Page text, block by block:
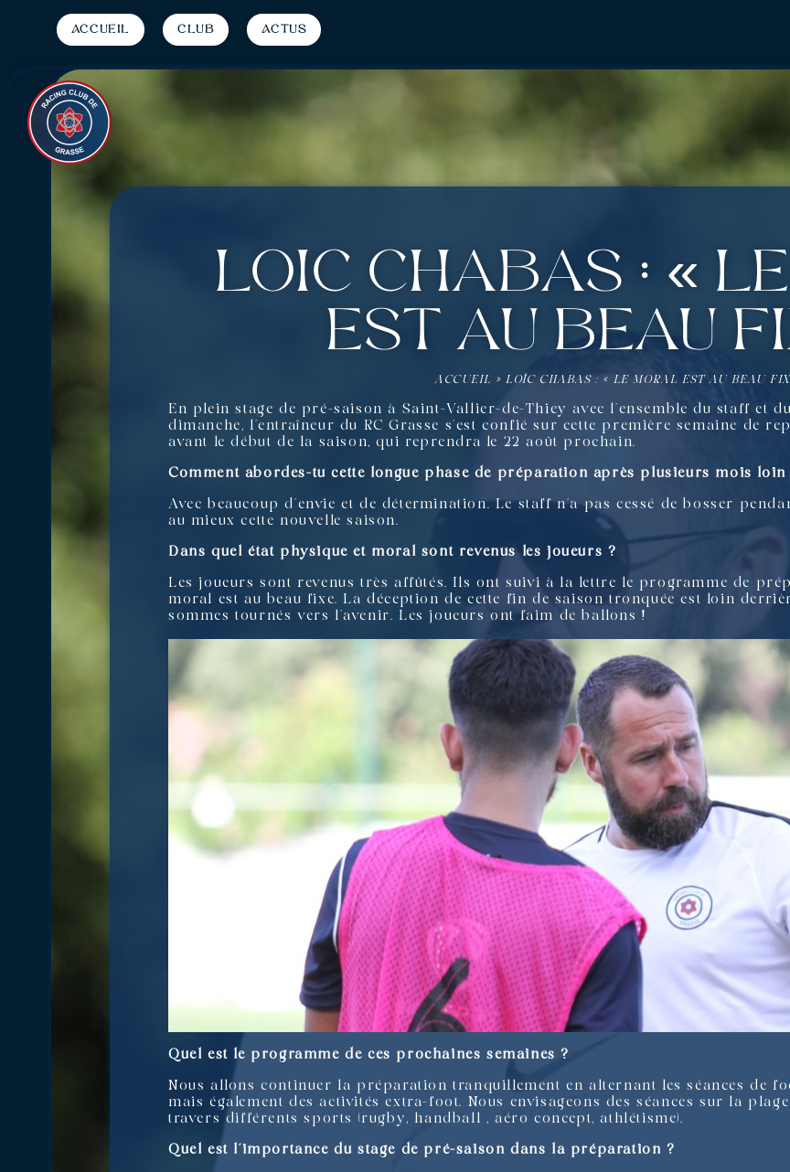
Accueil Club Actus
Loïc Chabas : «
est au beau
ACCUEIL »LOÏC CHABAS : « LE MORAL EST AU BEAU
En plein stage de pré-saison à Saint-Vallier-de-Thiey avec l’ensemble du staff et
dimanche, l’entraîneur du RC Grasse s’est confié sur cette première semaine de
avant le début de la saison, qui reprendra le 22 août prochain.
Comment abordes-tu cette longue phase de préparation après plusieurs mois loin
Avec beaucoup d’envie et de détermination. Le staff n’a pas cessé de bosser
au mieux cette nouvelle saison.
Dans quel état physique et moral sont revenus les joueurs ?
Les joueurs sont revenus très affûtés. Ils ont suivi à la lettre le programme de
moral est au beau fixe. La déception de cette fin de saison tronquée est loin
sommes tournés vers l’avenir. Les joueurs ont faim de ballons !
Quel est le programme de ces prochaines semaines ?
Nous allons continuer la préparation tranquillement en alternant les séances de
mais également des activités extra-foot. Nous envisageons des séances sur la
travers différents sports (rugby, handball , aéro concept, athlétisme).
Quel est l’importance du stage de pré-saison dans la préparation ?